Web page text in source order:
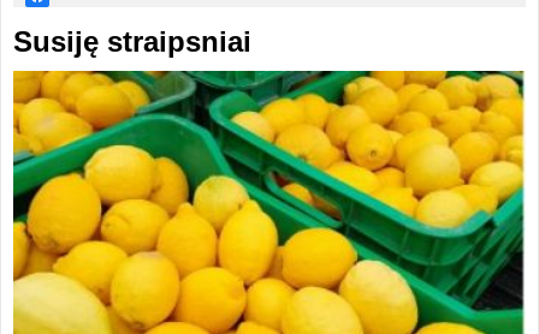
Susiję straipsniai